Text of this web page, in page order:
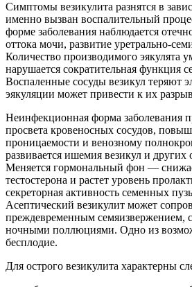
Симптомы везикулита разнятся в
именно вызван воспалительный
форме заболевания наблюдается
оттока мочи, развитие уретрально-
Количество производимого эякулята
нарушается сократительная функция
Воспаленные сосуды везикул теряют
эякуляции может привести к их
Неинфекционная форма заболевания
просвета кровеносных сосудов,
проницаемости и венозному
развивается ишемия везикул и других
Меняется гормональный фон —
тестостерона и растет уровень
секреторная активность семенных
Асептический везикулит может
преждевременным семяизвержением,
ночными поллюциями. Одно из
бесплодие.
Для острого везикулита характерны